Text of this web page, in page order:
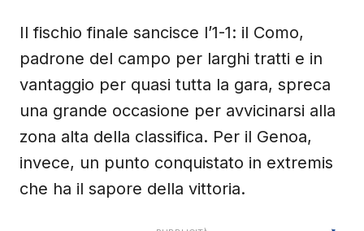
Il fischio finale sancisce l’1-1: il Como,
padrone del campo per larghi tratti e in
vantaggio per quasi tutta la gara, spreca
una grande occasione per avvicinarsi alla
zona alta della classifica. Per il Genoa,
invece, un punto conquistato in extremis
che ha il sapore della vittoria.